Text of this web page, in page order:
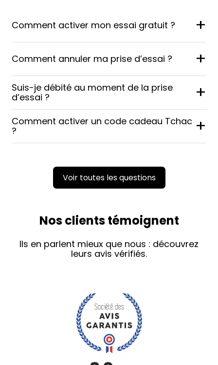
Comment activer mon essai gratuit ? +
Comment annuler ma prise d’essai ? +
Suis-je débité au moment de la prise
d’essai ?
+
Comment activer un code cadeau Tchac
?
+
Voir toutes les questions
Nos clients témoignent
Ils en parlent mieux que nous : découvrez
leurs avis vérifiés.